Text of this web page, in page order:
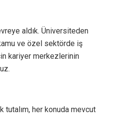
aldık. Üniversiteden
ve özel sektörde iş
kariyer merkezlerinin
tutalım, her konuda mevcut